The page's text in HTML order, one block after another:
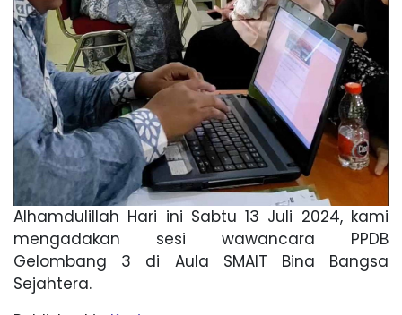
Alhamdulillah Hari ini Sabtu 13 Juli 2024, kami
mengadakan sesi wawancara PPDB
Gelombang 3 di Aula SMAIT Bina Bangsa
Sejahtera.